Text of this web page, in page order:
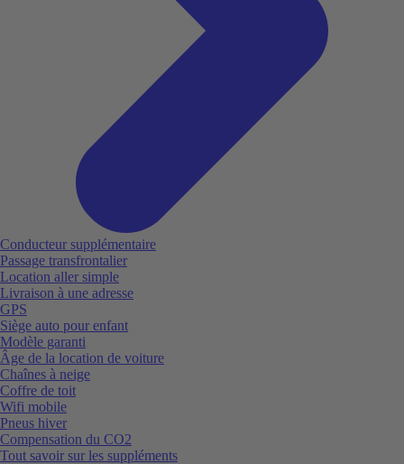
Conducteur supplémentaire
Passage transfrontalier
Location aller simple
Livraison à une adresse
GPS
Siège auto pour enfant
Modèle garanti
Âge de la location de voiture
Chaînes à neige
Coffre de toit
Wifi mobile
Pneus hiver
Compensation du CO2
Tout savoir sur les suppléments